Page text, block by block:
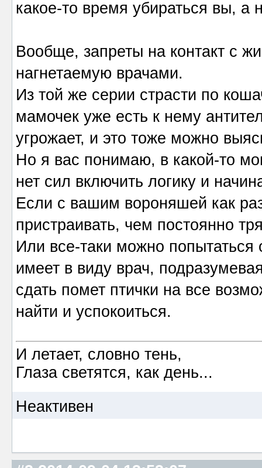
какое-то время убираться вы, а
Вообще, запреты на контакт с
нагнетаемую врачами.
Из той же серии страсти по
мамочек уже есть к нему
угрожает, и это тоже можно
Но я вас понимаю, в какой-то
нет сил включить логику и
Если с вашим вороняшей как
пристраивать, чем постоянно
Или все-таки можно попытаться
имеет в виду врач,
сдать помет птички на все
найти и успокоиться.
И летает, словно тень,
Глаза светятся, как день...
Неактивен